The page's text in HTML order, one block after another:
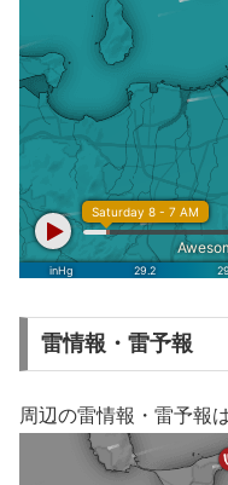
雷情報・雷予報
周辺の雷情報・雷予報